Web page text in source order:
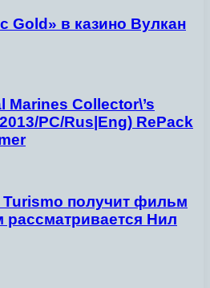
Gold» в казино Вулкан
Marines Collector\’s
PC/Rus|Eng) RePack
Turismo получит фильм
Нил